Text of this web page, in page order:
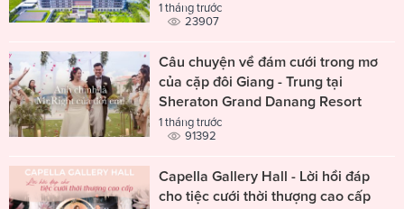
1 tháng trước
23907
Câu chuyện về đám cưới trong mơ
của cặp đôi Giang - Trung tại
Sheraton Grand Danang Resort
1 tháng trước
91392
Capella Gallery Hall - Lời hồi đáp
cho tiệc cưới thời thượng cao cấp